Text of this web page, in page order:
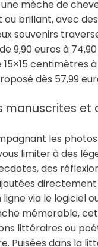
mèche de
brillant, avec
souvenirs
9,90 euros à
centimètres
dès 57,99
manuscrites
les
limiter à des
des
via le logiciel
mémorable,
littéraires ou
Puisées dans la